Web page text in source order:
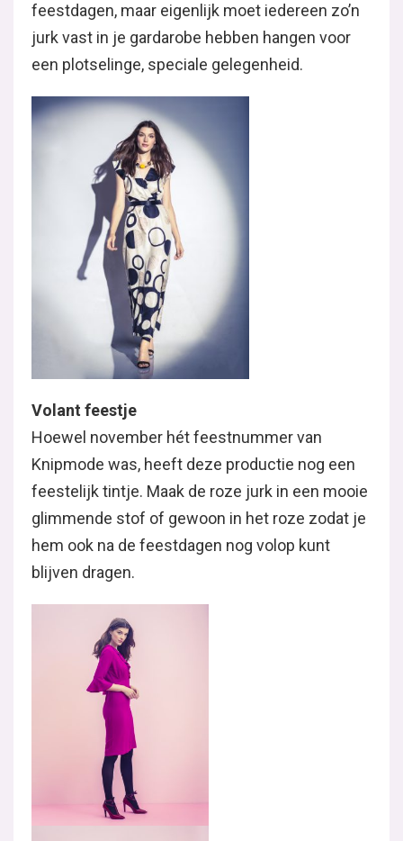
feestdagen, maar eigenlijk moet iedereen zo’n
jurk vast in je gardarobe hebben hangen voor
een plotselinge, speciale gelegenheid.
Volant feestje
Hoewel november hét feestnummer van
Knipmode was, heeft deze productie nog een
feestelijk tintje. Maak de roze jurk in een mooie
glimmende stof of gewoon in het roze zodat je
hem ook na de feestdagen nog volop kunt
blijven dragen.